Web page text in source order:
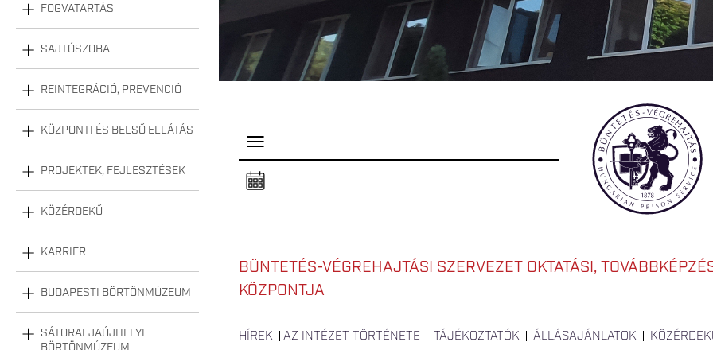
FOGVATARTÁS
SAJTÓSZOBA
REINTEGRÁCIÓ, PREVENCIÓ
KÖZPONTI ÉS BELSŐ ELLÁTÁS
PROJEKTEK, FEJLESZTÉSEK
KÖZÉRDEKŰ
KARRIER
BUDAPESTI BÖRTÖNMÚZEUM
SÁTORALJAÚJHELYI
P
e
l
s
a
BÜNTETÉS-VÉGREHAJTÁSI SZERVEZET OKTATÁSI,
KÖZPONTJA
HÍREK AZ INTÉZET TÖRTÉNETE TÁJÉKOZTATÓK ÁLLÁSAJÁNLATOK